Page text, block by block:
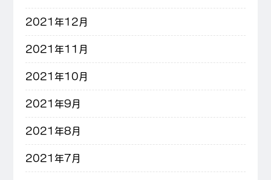
2021年12月
2021年11月
2021年10月
2021年9月
2021年8月
2021年7月